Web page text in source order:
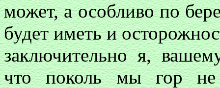
может, а особливо по
будет иметь и
заключительно я,
что поколь мы гор не